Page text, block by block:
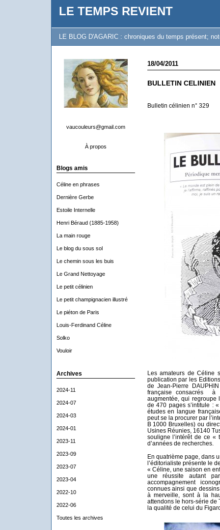
LE TEMPS REVIENT
LE BLOG D'AGARIC : chroniques du temps présent;
vaucouleurs@gmail.com
À propos
Blogs amis
Céline en phrases
Dernière Gerbe
Estoile Internelle
Henri Béraud (1885-1958)
La main rouge
Le blog du sous sol
Le chemin sous les buis
Le Grand Nettoyage
Le petit célinien
Le petit champignacien illustré
Le piéton de Paris
Louis-Ferdinand Céline
Solko
Vouloir
Archives
2024-11
2024-07
2024-03
2024-01
2023-11
2023-09
2023-07
2023-04
2022-10
2022-06
Toutes les archives
18/04/2011
BULLETIN CELINIEN
Bulletin célinien n° 329
Les amateurs de Céline
publication par les
de Jean-Pierre
française consacrés à
augmentée, qui regroupe
de 470 pages s’intitule :
études en langue
peut se la procurer par
B 1000 Bruxelles) ou
Usines Réunies, 16140
souligne l’intérêt de ce «
d’années de recherches.
En quatrième page, dans
l’éditorialiste présente le
« Céline, une saison en
une réussite autant
accompagnement
connues ainsi que
à merveille, sont à la
attendons le hors-série de
la qualité de celui du